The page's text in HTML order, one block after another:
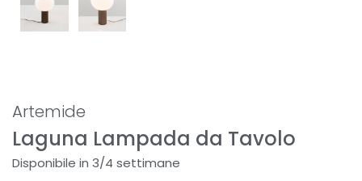
Artemide
Laguna Lampada da Tavolo
Disponibile in 3/4 settimane